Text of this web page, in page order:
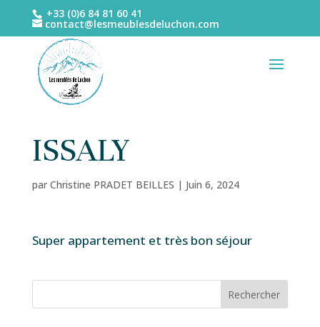
+33 (0)6 84 81 60 41
contact@lesmeublesdeluchon.com
ISSALY
par Christine PRADET BEILLES | Juin 6, 2024
Super appartement et très bon séjour
Rechercher